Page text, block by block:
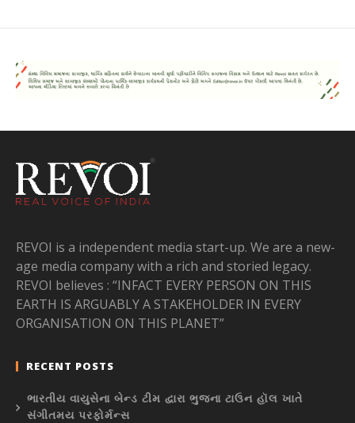
REVOI is a independent media start-up. We are a new-
age media company with a rich and storied legacy.
REVOI believes : “INFACT EVERY PERSON ON THIS
EARTH IS ARGUABLY A STAKEHOLDER IN EVERY
ORGANISATION ON THIS PLANET”
RECENT POSTS
ભારતીય વાયુસેના બેન્ડ ટીમ દ્વારા ભુજના ટાઉન હૉલ ખાતે
સંગીતમય પરફોર્મન્સ